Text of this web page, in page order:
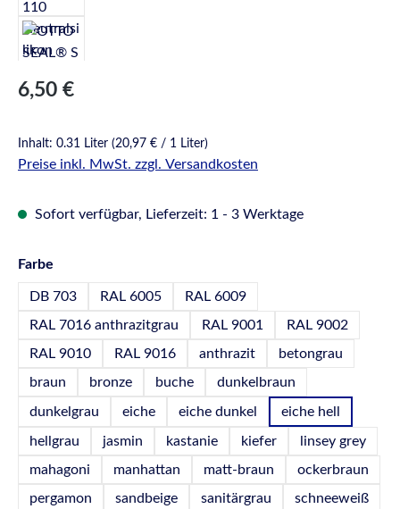
Regulärer Preis:
6,50 €
Inhalt: 0.31 Liter (20,97 € / 1 Liter)
Preise inkl. MwSt. zzgl. Versandkosten
Sofort verfügbar, Lieferzeit: 1 - 3 Werktage
Farbe
DB 703 RAL 6005
RAL 6009
RAL 7016 anthrazitgrau
RAL 9001
RAL 9002
RAL 9010
RAL 9016 anthrazit
betongrau
braun
bronze buche dunkelbraun
dunkelgrau eiche eiche dunkel eiche hell
hellgrau jasmin kastanie kiefer
linsey grey
mahagoni
manhattan matt-braun
ockerbraun
pergamon
sandbeige sanitärgrau
schneeweiß